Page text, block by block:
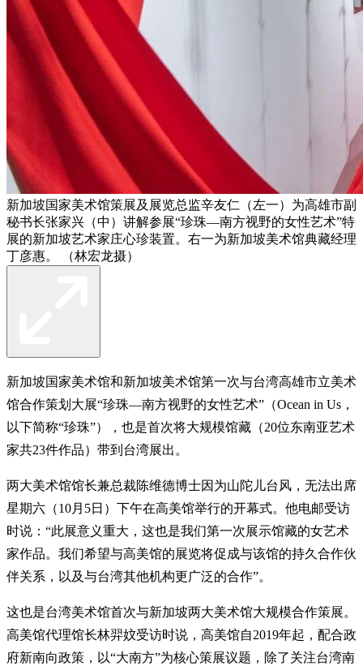
新加坡国家美术馆策展及展览总监辛友仁（左一）为高雄市副
秘书长张家兴（中）讲解参展“珍珠—南方视野的女性艺术”特
展的新加坡艺术家庄心珍装置。右一为新加坡美术馆典藏经理
丁彦惠。 （林宏龙摄）
新加坡国家美术馆和新加坡美术馆第一次与台湾高雄市立美术
馆合作策划大展“珍珠—南方视野的女性艺术”（Ocean in Us，
以下简称“珍珠”），也是首次将大规模馆藏（20位东南亚艺术
家共23件作品）带到台湾展出。
两大美术馆馆长兼总裁陈维德博士因为山陀儿台风，无法出席
星期六（10月5日）下午在高美馆举行的开幕式。他电邮受访
时说：“此展意义重大，这也是我们第一次展示馆藏的女艺术
家作品。我们希望与高美馆的展览将促成与该馆的持久合作伙
伴关系，以及与台湾其他机构更广泛的合作”。
这也是台湾美术馆首次与新加坡两大美术馆大规模合作策展。
高美馆代理馆长林羿妏受访时说，高美馆自2019年起，配合政
府新南向政策，以“大南方”为核心策展议题，除了关注台湾南